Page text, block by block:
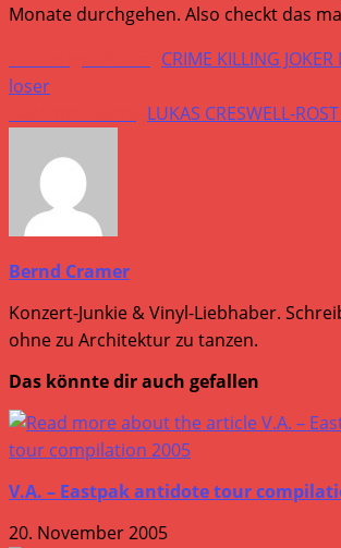
Monate durchgehen. Also checkt das
Weitere
Artikel
ansehen
CRIME KILLING
loser
LUKAS CRESWELL-
Bernd Cramer
Konzert-Junkie & Vinyl-Liebhaber.
ohne zu Architektur zu tanzen.
Das könnte dir auch gefallen
V.A. – Eastpak antidote tour
20. November 2005